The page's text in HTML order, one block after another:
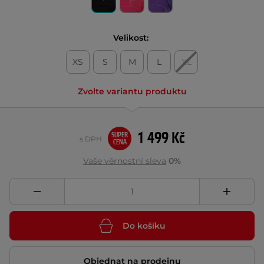
Velikost:
XS S M L XL
Zvolte variantu produktu
1 499 Kč
s DPH
SUPER
CENA
Vaše věrnostní sleva 0%
Do košíku
Objednat na prodejnu